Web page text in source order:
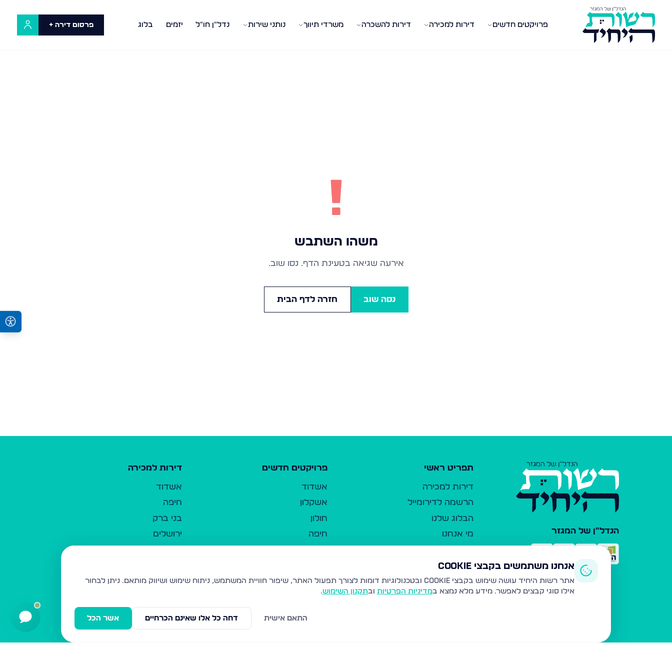
פרויקטים חדשים דירות למכירה דירות להשכרה משרדי תיווך נותני שירות נדל"ן חו"ל יזמים בלוג פרסום דירה +
!
משהו השתבש
אירעה שגיאה בטעינת הדף. נסו שוב.
נסה שוב חזרה לדף הבית
הנדל"ן של המגזר
תפריט ראשי
דירות למכירה
הרשמה לדירומייל
הבלוג שלנו
מי אנחנו
כלי עזר
פרסום ברשות היחיד
משרדי תיווך
פרויקטים חדשים
אשדוד
אשקלון
חולון
חיפה
נהריה
עמנואל
דירות למכירה
אשדוד
חיפה
בני ברק
ירושלים
בית שמש
ביתר עילית
אנחנו משתמשים בקבצי Cookie
אתר רשות היחיד עושה שימוש בקבצי Cookie ובטכנולוגיות דומות לצורך תפעול האתר, שיפור חוויית המשתמש, ניתוח שימוש ושיווק מותאם.
ניתן לבחור
אילו סוגי קבצים לאפשר. מידע מלא נמצא במדיניות הפרטיות ובתקנון השימוש.
אשר הכל דחה כל אלו שאינם הכרחיים התאם אישית